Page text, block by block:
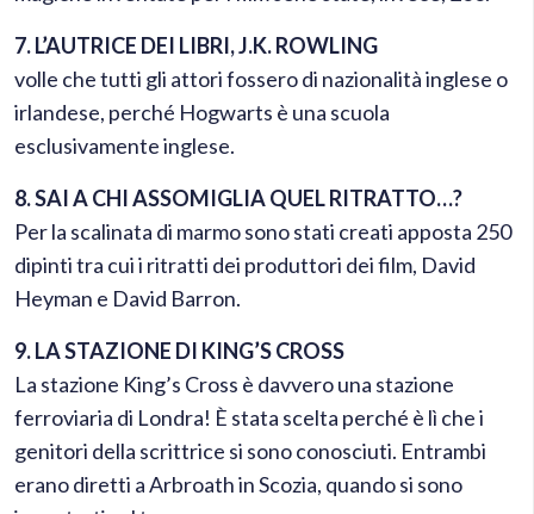
7. L’AUTRICE DEI LIBRI, J.K. ROWLING
volle che tutti gli attori fossero di nazionalità inglese o
irlandese, perché Hogwarts è una scuola
esclusivamente inglese.
8. SAI A CHI ASSOMIGLIA QUEL RITRATTO…?
Per la scalinata di marmo sono stati creati apposta 250
dipinti tra cui i ritratti dei produttori dei film, David
Heyman e David Barron.
9. LA STAZIONE DI KING’S CROSS
La stazione King’s Cross è davvero una stazione
ferroviaria di Londra! È stata scelta perché è lì che i
genitori della scrittrice si sono conosciuti. Entrambi
erano diretti a Arbroath in Scozia, quando si sono